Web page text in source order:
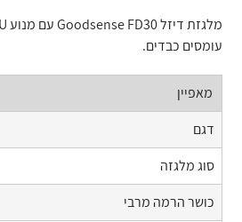
עומסים כבדים.
מאפיין
דגם
סוג מלגזה
כושר הרמה מרבי